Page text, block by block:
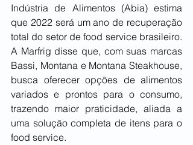
Indústria de Alimentos (Abia) estima
que 2022 será um ano de recuperação
total do setor de food service brasileiro.
A Marfrig disse que, com suas marcas
Bassi, Montana e Montana Steakhouse,
busca oferecer opções de alimentos
variados e prontos para o consumo,
trazendo maior praticidade, aliada a
uma solução completa de itens para o
food service.